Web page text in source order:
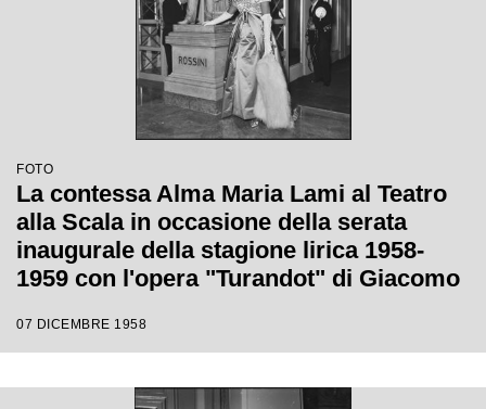
FOTO
La contessa Alma Maria Lami al Teatro
alla Scala in occasione della serata
inaugurale della stagione lirica 1958-
1959 con l'opera "Turandot" di Giacomo
regia di Margherita Walmann
07 DICEMBRE 1958